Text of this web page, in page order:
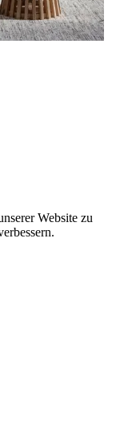
Website zu